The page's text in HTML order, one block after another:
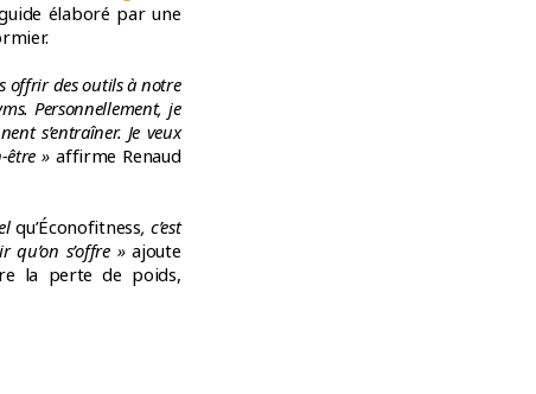
élaboré par une
offrir des outils à notre
Personnellement, je
s’entraîner. Je veux
être » affirme Renaud
qu’Éconofitness, c’est
qu’on s’offre »ajoute
la perte de poids,